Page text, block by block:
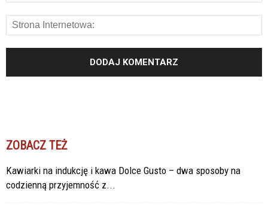
ZOBACZ TEŻ
Kawiarki na indukcję i kawa Dolce Gusto – dwa sposoby na
codzienną przyjemność z...